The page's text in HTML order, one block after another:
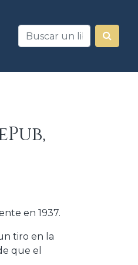
en 1937.
tiro en la
que el